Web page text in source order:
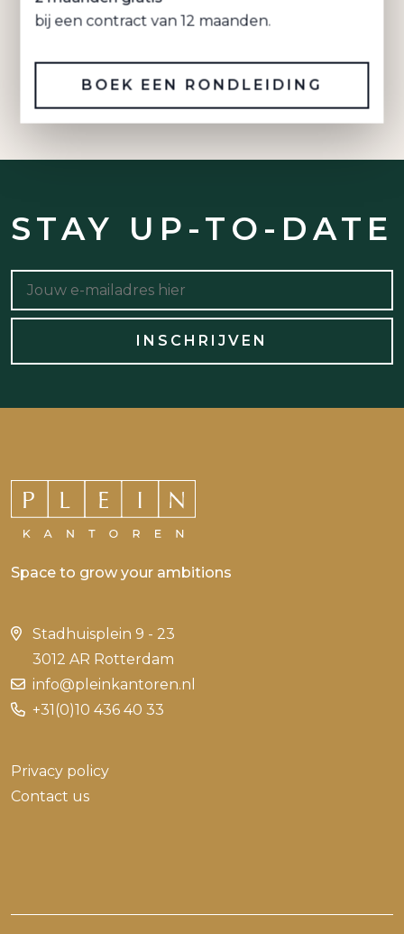
STAY UP-TO-DATE
Space to grow your ambitions
Stadhuisplein 9 - 23
3012 AR Rotterdam
info@pleinkantoren.nl
+31(0)10 436 40 33
Privacy policy
Contact us
bij een contract van 12 maanden.
BOEK EEN RONDLEIDING